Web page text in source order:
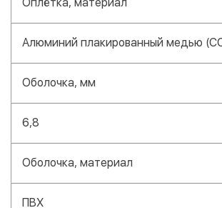
Алюминий плакированный медью
Оболочка, мм
6,8
Оболочка, материал
ПВХ